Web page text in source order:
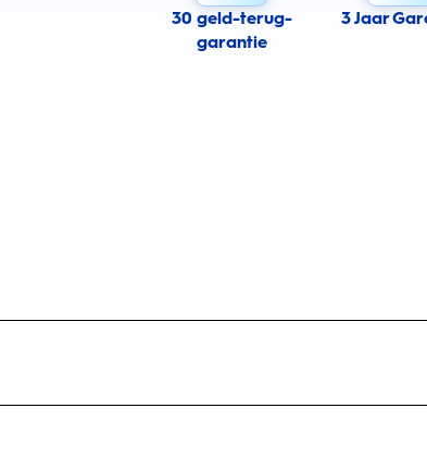
30 geld-terug-
garantie
3 Jaar